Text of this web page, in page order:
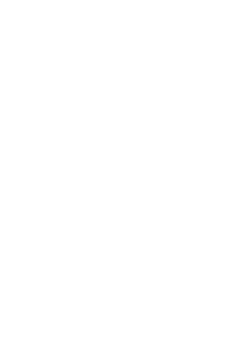
hyväksyttyihin
optimoiduilla
ja suostumusten
käsiksi Clinical- ja
ei sisällä Life
-ominaisuuksia.
osallistumista varten
käsitteisiin ennen